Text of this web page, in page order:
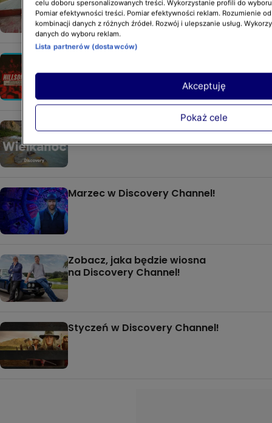
w Playerze!
Marzec w Discovery Channel!
Zobacz, jaka będzie wiosna
na Discovery Channel!
Styczeń w Discovery Channel!
celu doboru spersonalizowanych treści. Wykorzystanie profili do
Pomiar efektywności treści. Pomiar efektywności reklam. Rozumienie
kombinacji danych z różnych źródeł. Rozwój i ulepszanie usług.
danych do wyboru reklam.
Lista partnerów (dostawców)
Pokaż cele
Akceptuję